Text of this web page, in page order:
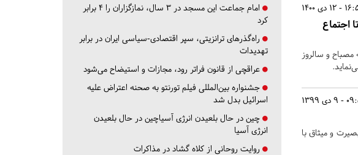
12 دی 1400
اجتماع
مصباح و سالروز
دی 1399
و میثاق با
امام جماعت این مسجد در ۳ سال، نمازگزاران را ۴ برابر
کرد
راه‌گذرهای ترانزیتی، سپر اقتصادی-سیاسی ایران در برابر
تهدیدات
عراقچی از قانون فراتر رود، مجازات و استیضاح می‌شود
جشنواره بین‌المللی فیلم تورنتو به صحنه اعتراض علیه
اسرائیل بدل شد
چین در حال بلعیدن انرژی آسیاچین در حال بلعیدن
انرژی آسیا
روایت روحانی از کلاه گشاد در مذاکرات